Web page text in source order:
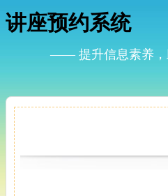
讲座预约系统
—— 提升信息素养，